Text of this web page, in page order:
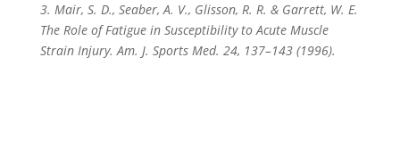
3. Mair, S. D., Seaber, A. V., Glisson, R. R. & Garrett, W. E.
The Role of Fatigue in Susceptibility to Acute Muscle
Strain Injury. Am. J. Sports Med. 24, 137–143 (1996).